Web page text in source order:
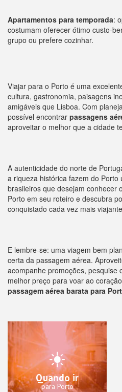
Apartamentos para temporada:
costumam oferecer ótimo custo-
grupo ou prefere cozinhar.
Viajar para o Porto é uma
cultura, gastronomia, paisagens
amigáveis que Lisboa. Com
possível encontrar passagens
aproveitar o melhor que a cidade
A autenticidade do norte de
a riqueza histórica fazem do
brasileiros que desejam conhecer
Porto em seu roteiro e descubra
conquistado cada vez mais
E lembre-se: uma viagem bem
certa da passagem aérea.
acompanhe promoções, pesquise
melhor preço para voar ao
passagem aérea barata para
Quando ir
para Porto